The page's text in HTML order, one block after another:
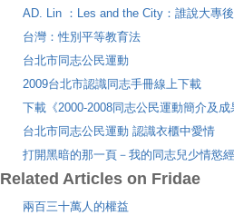
AD. Lin ：Les and the City：誰說大專
台灣：性別平等教育法
台北市同志公民運動
2009台北市認識同志手冊線上下載
下載《2000-2008同志公民運動簡介及成
台北市同志公民運動 認識衣櫃中愛情
打開黑暗的那一頁－我的同志兒少情慾
Related Articles on Fridae
兩百三十萬人的權益